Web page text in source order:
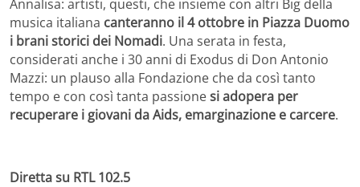
Annalisa: artisti, questi, che insieme con altri Big della
musica italiana canteranno il 4 ottobre in Piazza Duomo
i brani storici dei Nomadi. Una serata in festa,
considerati anche i 30 anni di Exodus di Don Antonio
Mazzi: un plauso alla Fondazione che da così tanto
tempo e con così tanta passionesi adopera per
recuperare i giovani da Aids, emarginazione e carcere.
Diretta su RTL 102.5